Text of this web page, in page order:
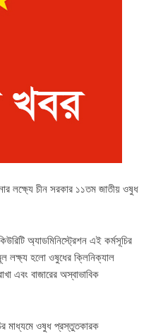
লক্ষ্যে চীন সরকার ১১তম জাতীয় ওষুধ
অ্যাডমিনিস্ট্রেশন এই কর্মসূচির
লক্ষ্য হলো ওষুধের ক্লিনিক্যাল
এবং বাজারের অস্বাভাবিক
মাধ্যমে ওষুধ প্রস্তুতকারক